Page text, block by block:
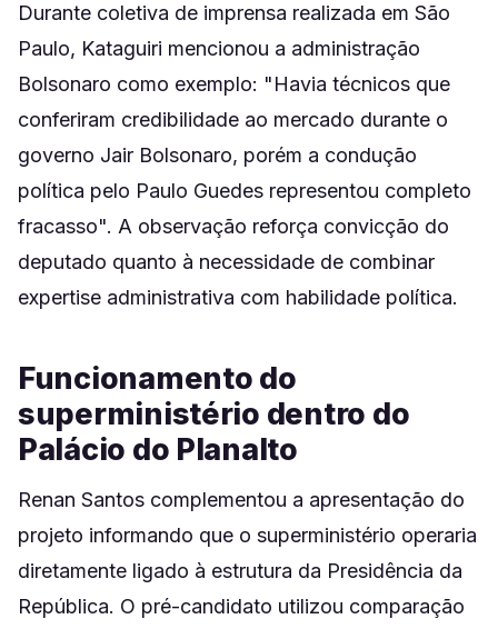
Durante coletiva de imprensa realizada em São
Paulo, Kataguiri mencionou a administração
Bolsonaro como exemplo: "Havia técnicos que
conferiram credibilidade ao mercado durante o
governo Jair Bolsonaro, porém a condução
política pelo Paulo Guedes representou completo
fracasso". A observação reforça convicção do
deputado quanto à necessidade de combinar
expertise administrativa com habilidade política.
Funcionamento do
superministério dentro do
Palácio do Planalto
Renan Santos complementou a apresentação do
projeto informando que o superministério operaria
diretamente ligado à estrutura da Presidência da
República. O pré-candidato utilizou comparação